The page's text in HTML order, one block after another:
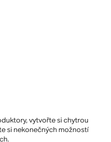
vytvořte si chytrou
si nekonečných možností